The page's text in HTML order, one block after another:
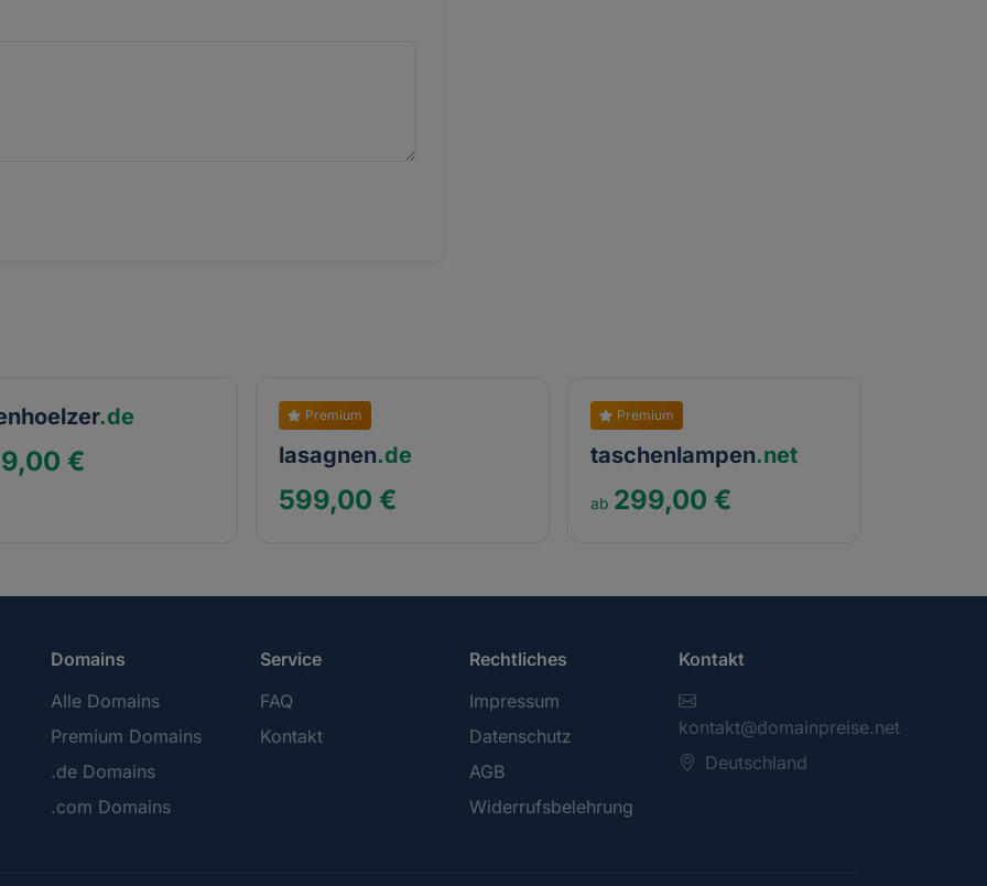
.de
€
Premium
lasagnen.de
599,00 €
Premium
taschenlampen.net
299,00 €
Domains
Alle Domains
Premium Domains
.de Domains
.com Domains
Service
FAQ
Kontakt
Rechtliches
Impressum
Datenschutz
AGB
Widerrufsbelehrung
Kontakt
kontakt@domainpreise.net
Deutschland